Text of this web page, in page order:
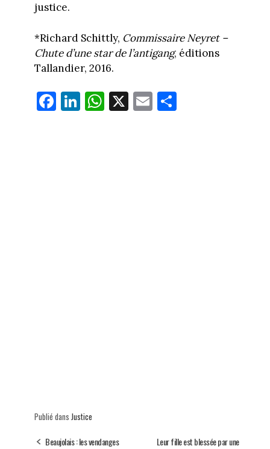
justice.
*Richard Schittly, Commissaire Neyret –
Chute d’une star de l’antigang, éditions
Tallandier, 2016.
Fa
ce
Li
nk
W
ha
X E
m
Pa
Publié dans Justice
Beaujolais : les vendanges
Leur fille est blessée par une